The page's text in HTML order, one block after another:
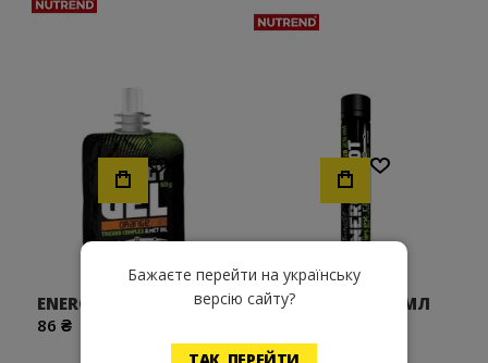
Хочу!
ENERGY GEL 40 ГРАММ
86 ₴
Хочу!
ENERGY SHOT 25 МЛ
Бажаєте перейти на українську
версію сайту?